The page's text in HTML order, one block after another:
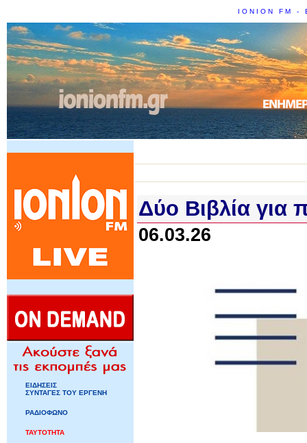
IONION FM -
ΕΙΔΗΣΕΙΣ
ΣΥΝΤΑΓΕΣ ΤΟΥ ΕΡΓΕΝΗ
ΡΑΔΙΟΦΩΝΟ
ΤΑΥΤΟΤΗΤΑ
Δύο Βιβλία για
06.03.26